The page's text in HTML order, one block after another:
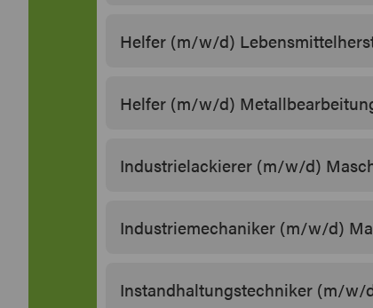
Helfer (m/w/d)
Helfer (m/w/d)
Industrielackierer (m/w/d)
Industriemechaniker (m/w/d)
Instandhaltungstechniker (m/w/